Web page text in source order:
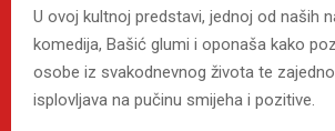
U ovoj kultnoj predstavi, jednoj od naših
komedija, Bašić glumi i oponaša kako
osobe iz svakodnevnog života te
isplovljava na pučinu smijeha i pozitive.